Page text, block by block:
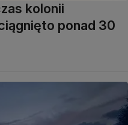
kolonii
ponad 30